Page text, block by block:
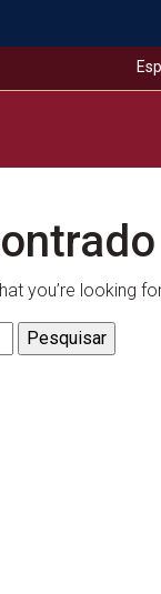
you’re looking